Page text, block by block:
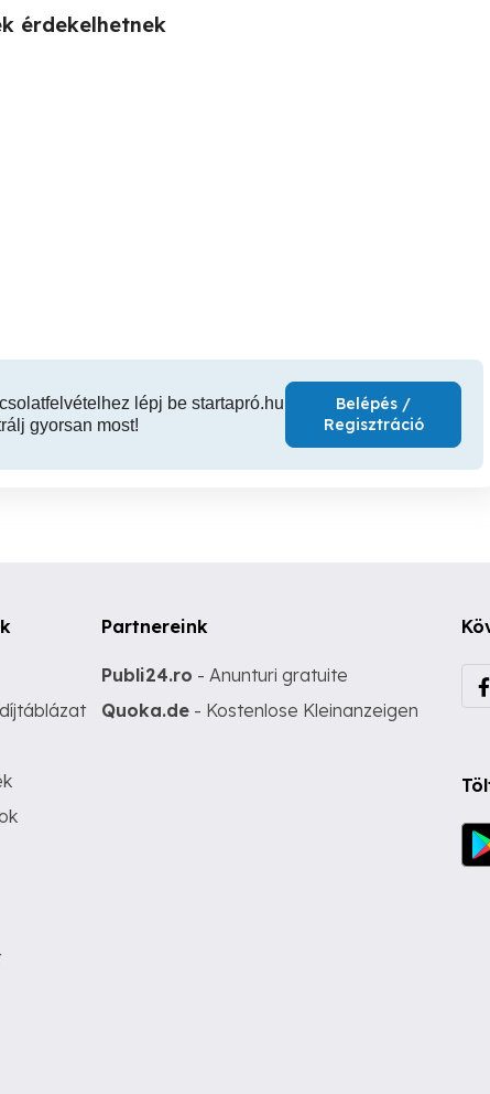
érdekelhetnek
lépj be startapró.hu
gyorsan most!
Belépés /
Regisztráció
Partnereink
Publi24.ro - Anunturi gratuite
Quoka.de - Kostenlose Kleinanzeigen